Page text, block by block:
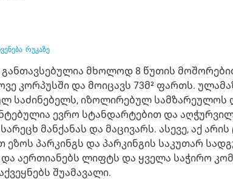
რუკაზე
განთავსებულია მხოლოდ 8 წუთის
კორპუსში და მოიცავს 73მ² ფართს.
საძინებელს, იზოლირებულ სამზარეულოს
ევრო სტანდარტებით და
მანქანას და მაცივარს. ასევე, აქ
პარკინგს და პარკინგის საკუთარ
აერთიანებს ლიფტს და ყველა საჭირო
შუამავალი.